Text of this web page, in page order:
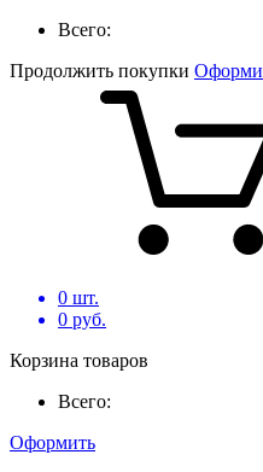
Всего:
Продолжить покупки
0 шт.
0 руб.
Корзина товаров
Всего:
Оформить